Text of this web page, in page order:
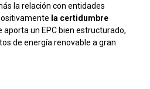
la relación con entidades
la certidumbre
aporta un EPC bien estructurado,
de energía renovable a gran